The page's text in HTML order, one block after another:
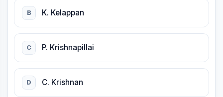
B K. Kelappan
C P. Krishnapillai
D C. Krishnan